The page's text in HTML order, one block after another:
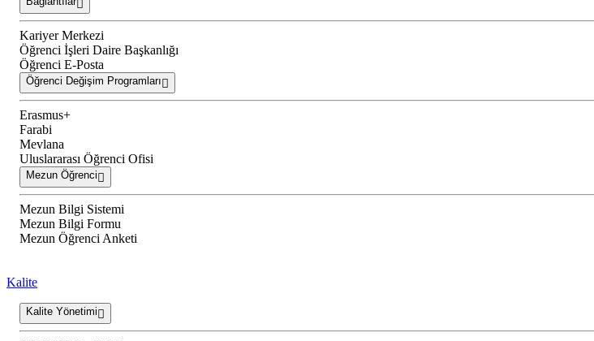
Kariyer Merkezi
Öğrenci İşleri Daire Başkanlığı
Öğrenci E-Posta
Öğrenci Değişim Programları
Erasmus+
Farabi
Mevlana
Uluslararası Öğrenci Ofisi
Mezun Öğrenci
Mezun Bilgi Sistemi
Mezun Bilgi Formu
Mezun Öğrenci Anketi
Kalite
Kalite Yönetimi